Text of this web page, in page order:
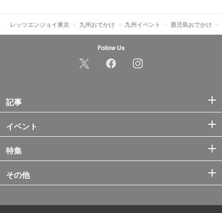
レッツエンジョイ東京 九州おでかけ 九州イベント 鹿児島おでかけ
Follow Us
記事
イベント
特集
その他